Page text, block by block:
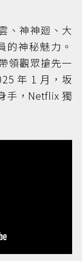
、神神廻、大
的神秘魅力。
領觀眾搶先一
年 1 月，坂
手，Netflix 獨